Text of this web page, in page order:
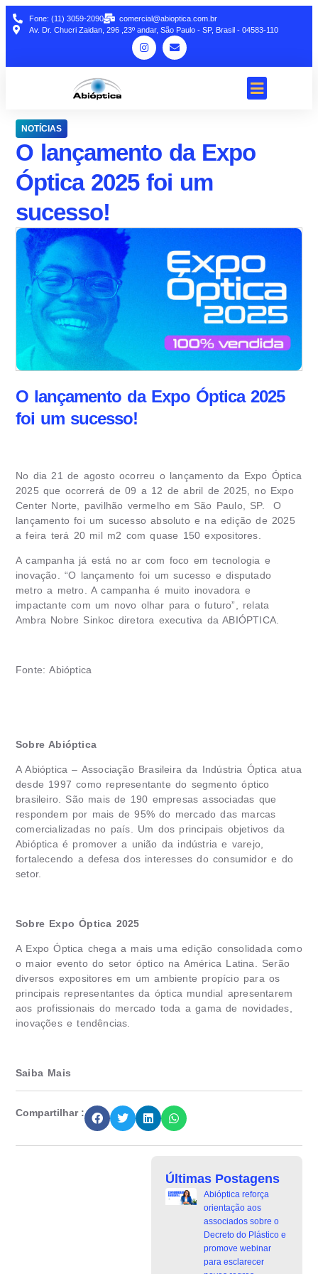
Fone: (11) 3059-2090
comercial@abioptica.com.br
Av. Dr. Chucri Zaidan, 296 ,23º andar, São Paulo - SP, Brasil - 04583-110
NOTÍCIAS
O lançamento da Expo
Óptica 2025 foi um
sucesso!
O lançamento da Expo Óptica 2025
foi um sucesso!
No dia 21 de agosto ocorreu o lançamento da Expo Óptica
2025 que ocorrerá de 09 a 12 de abril de 2025, no Expo
Center Norte, pavilhão vermelho em São Paulo, SP. O
lançamento foi um sucesso absoluto e na edição de 2025
a feira terá 20 mil m2 com quase 150 expositores.
A campanha já está no ar com foco em tecnologia e
inovação. “O lançamento foi um sucesso e disputado
metro a metro. A campanha é muito inovadora e
impactante com um novo olhar para o futuro”, relata
Ambra Nobre Sinkoc diretora executiva da ABIÓPTICA.
Fonte: Abióptica
Sobre Abióptica
A Abióptica – Associação Brasileira da Indústria Óptica atua
desde 1997 como representante do segmento óptico
brasileiro. São mais de 190 empresas associadas que
respondem por mais de 95% do mercado das marcas
comercializadas no país. Um dos principais objetivos da
Abióptica é promover a união da indústria e varejo,
fortalecendo a defesa dos interesses do consumidor e do
setor.
Sobre Expo Óptica 2025
A Expo Óptica chega a mais uma edição consolidada como
o maior evento do setor óptico na América Latina. Serão
diversos expositores em um ambiente propício para os
principais representantes da óptica mundial apresentarem
aos profissionais do mercado toda a gama de novidades,
inovações e tendências.
Saiba Mais
Compartilhar :
Últimas Postagens
Abióptica reforça
orientação aos
associados sobre o
Decreto do Plástico e
promove webinar
para esclarecer